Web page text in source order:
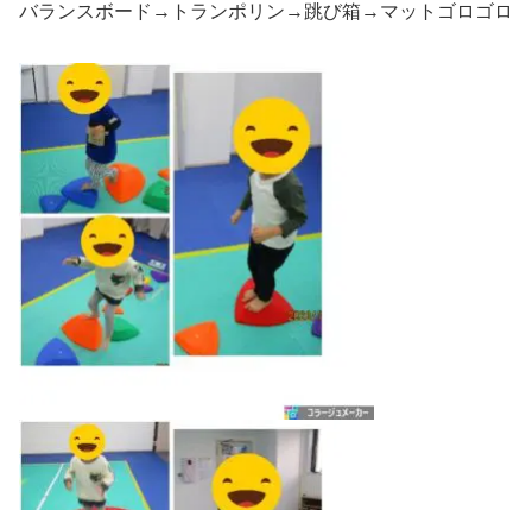
バランスボード→トランポリン→跳び箱→マットゴロゴロ